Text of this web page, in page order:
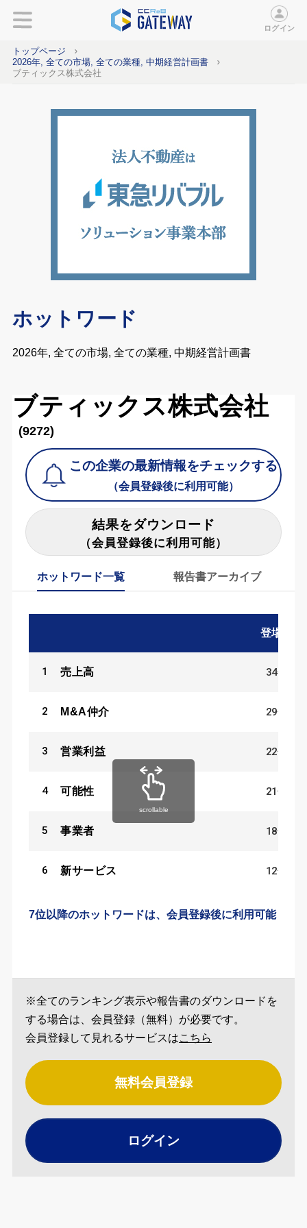
ログイン
トップページ
2026年, 全ての市場, 全ての業種, 中期経営計画書
ブティックス株式会社
ホットワード
2026年, 全ての市場, 全ての業種, 中期経営計画書
ブティックス株式会社
(9272)
この企業の最新情報をチェックする
（会員登録後に利用可能）
結果をダウンロード
（会員登録後に利用可能）
ホットワード一覧 報告書アーカイブ
登場数
1 売上高 34件
2 M&A仲介 29件
3 営業利益 22件
4 可能性 21件
5 事業者 18件
6 新サービス 12件
7位以降のホットワードは、会員登録後に利用可能
scrollable
※全てのランキング表示や報告書のダウンロードを
する場合は、会員登録（無料）が必要です。
会員登録して見れるサービスはこちら
無料会員登録
ログイン